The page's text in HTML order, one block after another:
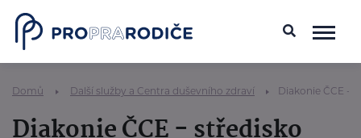
Domů Další služby a Centra duševního zdraví Diakonie ČCE -